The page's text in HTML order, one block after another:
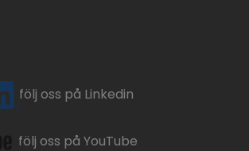
följ oss på Linkedin
följ oss på YouTube